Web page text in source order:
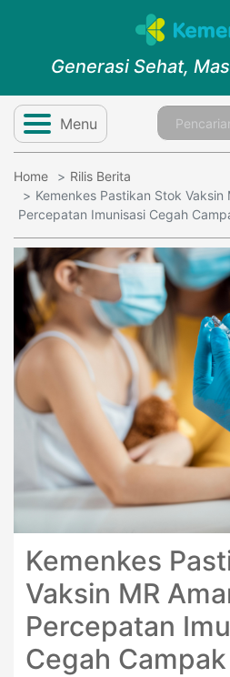
Generasi Sehat,
Menu
Home
Rilis Berita
Kemenkes Pastikan Stok Vaksin
Percepatan Imunisasi Cegah
Kemenkes
Vaksin MR
Percepatan
Cegah Campak